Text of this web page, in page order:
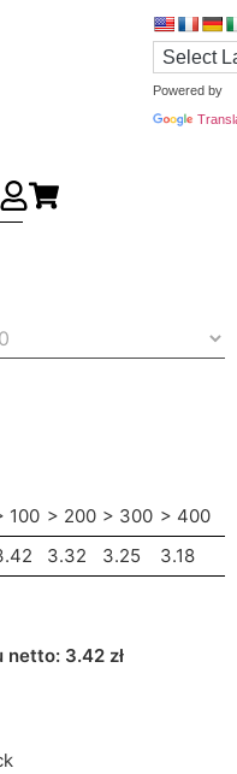
Powered by
100 > 200 > 300 > 400
3.32 3.25 3.18
netto: 3.42 zł